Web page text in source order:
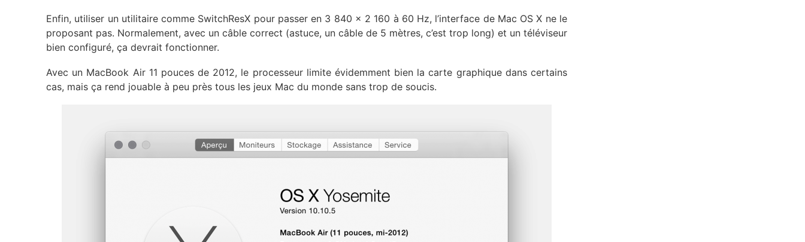
Enfin, utiliser un utilitaire comme SwitchResX pour passer en 3 840 x 2 160 à 60 Hz, l’interface de Mac OS X ne le
proposant pas. Normalement, avec un câble correct (astuce, un câble de 5 mètres, c’est trop long) et un téléviseur
bien configuré, ça devrait fonctionner.
Avec un MacBook Air 11 pouces de 2012, le processeur limite évidemment bien la carte graphique dans certains
cas, mais ça rend jouable à peu près tous les jeux Mac du monde sans trop de soucis.